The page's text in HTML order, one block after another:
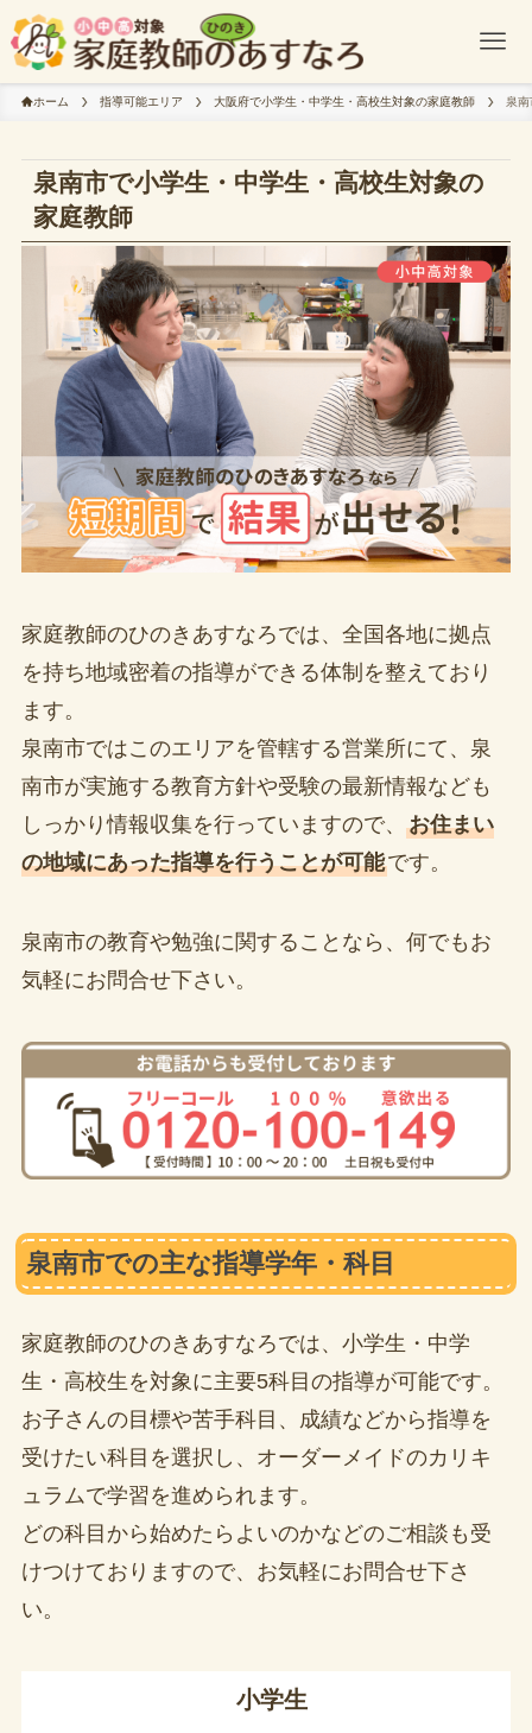
ホーム 指導可能エリア 大阪府で小学生・中学生・高校生対象の家庭教師 泉南
泉南市で小学生・中学生・高校生対象の
家庭教師
家庭教師のひのきあすなろでは、全国各地に拠点
を持ち地域密着の指導ができる体制を整えており
ます。
泉南市ではこのエリアを管轄する営業所にて、泉
南市が実施する教育方針や受験の最新情報なども
しっかり情報収集を行っていますので、 お住まい
の地域にあった指導を行うことが可能です。
泉南市の教育や勉強に関することなら、何でもお
気軽にお問合せ下さい。
泉南市での主な指導学年・科目
家庭教師のひのきあすなろでは、小学生・中学
生・高校生を対象に主要5科目の指導が可能です。
お子さんの目標や苦手科目、成績などから指導を
受けたい科目を選択し、オーダーメイドのカリキ
ュラムで学習を進められます。
どの科目から始めたらよいのかなどのご相談も受
けつけておりますので、お気軽にお問合せ下さ
い。
小学生